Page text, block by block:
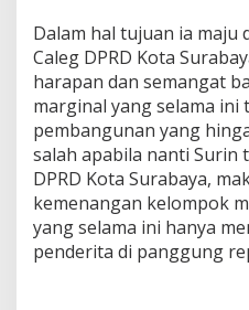
Dalam hal tujuan ia maju
Caleg DPRD Kota
harapan dan semangat
marginal yang selama ini
pembangunan yang
salah apabila nanti Surin
DPRD Kota Surabaya,
kemenangan kelompok
yang selama ini hanya
penderita di panggung